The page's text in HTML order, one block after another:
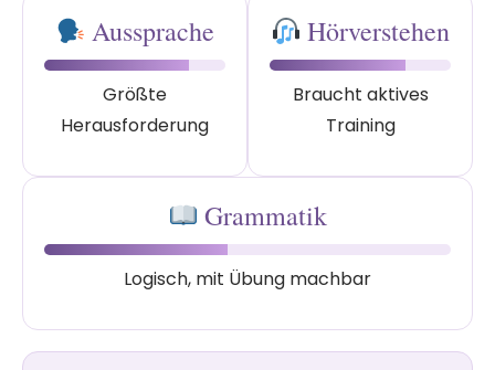
Aussprache
Größte
Herausforderung
Hörverstehen
Braucht aktives
Training
Grammatik
Logisch, mit Übung machbar